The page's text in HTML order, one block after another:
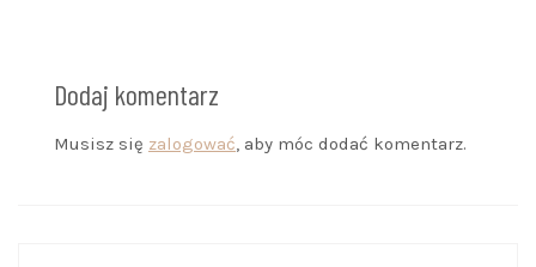
Dodaj komentarz
Musisz się zalogować, aby móc dodać komentarz.